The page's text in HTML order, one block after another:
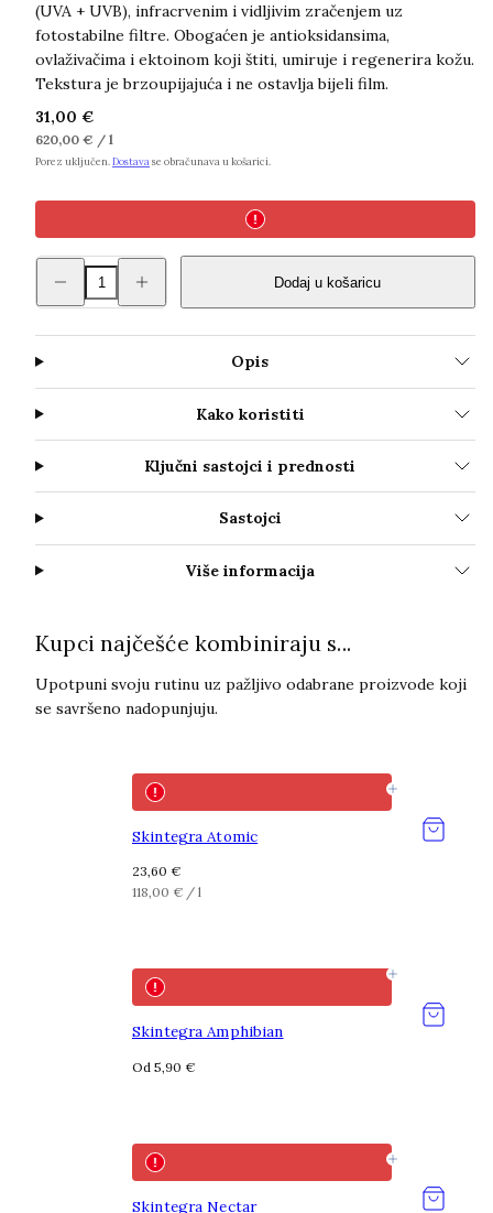
(UVA + UVB), infracrvenim i vidljivim zračenjem uz
fotostabilne filtre. Obogaćen je antioksidansima,
ovlaživačima i ektoinom koji štiti, umiruje i regenerira kožu.
Tekstura je brzoupijajuća i ne ostavlja bijeli film.
Redovna
cijena
31,00 €
Jedinična
cijena
620,00 € / po
l
Porez uključen. Dostava se obračunava u košarici.
Smanji
količinu
za
Solar
količinu
za
Solar
Dodaj u košaricu
Opis
Kako koristiti
Ključni sastojci i prednosti
Sastojci
Više informacija
Kupci najčešće kombiniraju s...
Upotpuni svoju rutinu uz pažljivo odabrane proizvode koji
se savršeno nadopunjuju.
Skintegra Atomic
Redovna
cijena
23,60 €
Jedinična
118,00 € / po
l
Skintegra Amphibian
Od 5,90 €
Skintegra Nectar